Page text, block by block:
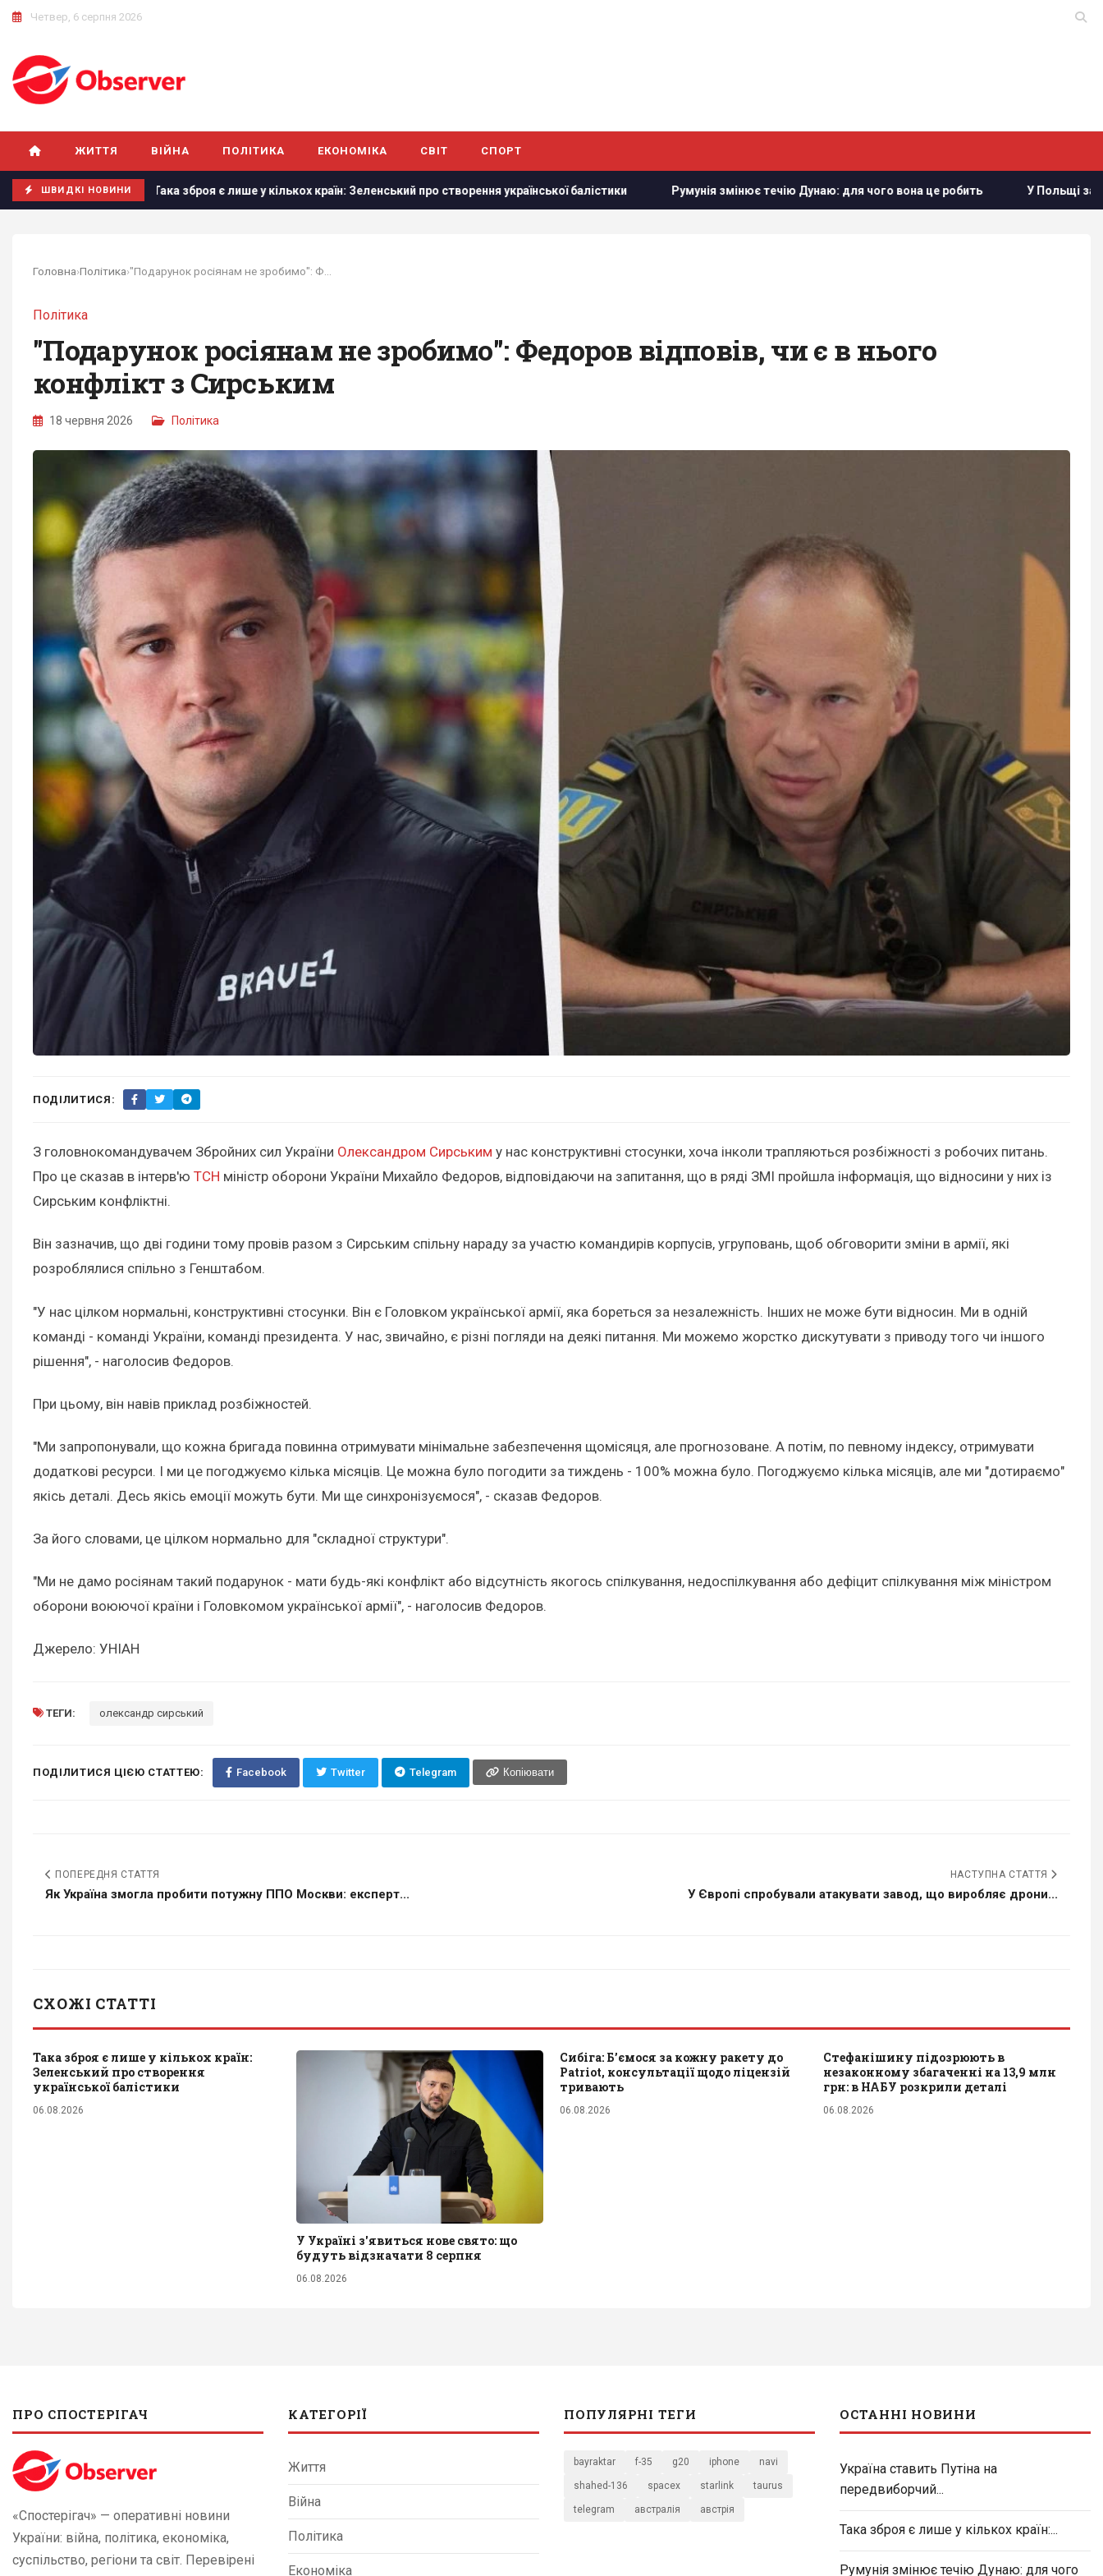
Четвер, 6 серпня 2026
ЖИТТЯ ВІЙНА ПОЛІТИКА ЕКОНОМІКА СВІТ СПОРТ
ШВИДКІ НОВИНИ
Така зброя є лише у кількох країн: Зеленський про створення української балістики Румунія змінює течію Дунаю: для чого вона це робить У Польщі заговорили про
Головна›Політика›
Політика
"Подарунок росіянам не зробимо": Федоров відповів, чи є в нього
конфлікт з Сирським
18 червня 2026 Політика
ПОДІЛИТИСЯ:
З головнокомандувачем Збройних сил України Олександром Сирським у нас конструктивні стосунки, хоча інколи трапляються розбіжності з робочих питань.
Про це сказав в інтерв'ю ТСН міністр оборони України Михайло Федоров, відповідаючи на запитання, що в ряді ЗМІ пройшла інформація, що відносини у них із
Сирським конфліктні.
Він зазначив, що дві години тому провів разом з Сирським спільну нараду за участю командирів корпусів, угруповань, щоб обговорити зміни в армії, які
розроблялися спільно з Генштабом.
"У нас цілком нормальні, конструктивні стосунки. Він є Головком української армії, яка бореться за незалежність. Інших не може бути відносин. Ми в одній
команді - команді України, команді президента. У нас, звичайно, є різні погляди на деякі питання. Ми можемо жорстко дискутувати з приводу того чи іншого
рішення", - наголосив Федоров.
При цьому, він навів приклад розбіжностей.
"Ми запропонували, що кожна бригада повинна отримувати мінімальне забезпечення щомісяця, але прогнозоване. А потім, по певному індексу, отримувати
додаткові ресурси. І ми це погоджуємо кілька місяців. Це можна було погодити за тиждень - 100% можна було. Погоджуємо кілька місяців, але ми "дотираємо"
якісь деталі. Десь якісь емоції можуть бути. Ми ще синхронізуємося", - сказав Федоров.
За його словами, це цілком нормально для "складної структури".
"Ми не дамо росіянам такий подарунок - мати будь-які конфлікт або відсутність якогось спілкування, недоспілкування або дефіцит спілкування між міністром
оборони воюючої країни і Головкомом української армії", - наголосив Федоров.
Джерело: УНІАН
ТЕГИ: олександр сирський
ПОДІЛИТИСЯ ЦІЄЮ СТАТТЕЮ: Facebook Twitter Telegram Копіювати
ПОПЕРЕДНЯ СТАТТЯ
Як Україна змогла пробити потужну ППО Москви: експерт...
НАСТУПНА СТАТТЯ
У Європі спробували атакувати завод, що виробляє дрони...
СХОЖІ СТАТТІ
Така зброя є лише у кількох країн:
Зеленський про створення
української балістики
06.08.2026
У Україні з'явиться нове свято: що
будуть відзначати 8 серпня
06.08.2026
Сибіга: Б’ємося за кожну ракету до
Patriot, консультації щодо ліцензій
тривають
06.08.2026
Стефанішину підозрюють в
незаконному збагаченні на 13,9 млн
грн: в НАБУ розкрили деталі
06.08.2026
ПРО СПОСТЕРІГАЧ
«Спостерігач» — оперативні новини
України: війна, політика, економіка,
суспільство, регіони та світ. Перевірені
КАТЕГОРІЇ
Життя
Війна
Політика
Економіка
ПОПУЛЯРНІ ТЕГИ
bayraktar f-35 g20 iphone navi
shahed-136 spacex starlink taurus
telegram австралія австрія
ОСТАННІ НОВИНИ
Україна ставить Путіна на
передвиборчий...
Така зброя є лише у кількох країн:...
Румунія змінює течію Дунаю: для чого